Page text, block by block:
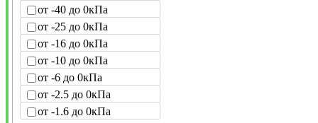
от -40 до 0кПа
от -25 до 0кПа
от -16 до 0кПа
от -10 до 0кПа
от -6 до 0кПа
от -2.5 до 0кПа
от -1.6 до 0кПа